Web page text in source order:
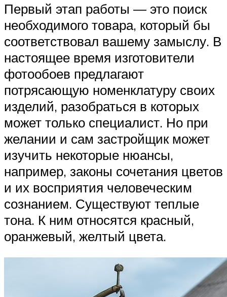
Первый этап работы — это поиск
необходимого товара, который бы
соответствовал вашему замыслу. В
настоящее время изготовители
фотообоев предлагают
потрясающую номенклатуру своих
изделий, разобраться в которых
может только специалист. Но при
желании и сам застройщик может
изучить некоторые нюансы,
например, законы сочетания цветов
и их восприятия человеческим
сознанием. Существуют теплые
тона. К ним относятся красный,
оранжевый, желтый цвета.